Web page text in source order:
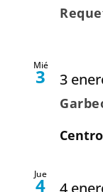
Mié
3 3
Jue
4 4